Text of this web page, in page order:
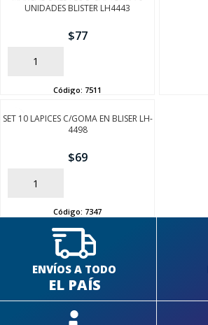
UNIDADES BLISTER LH4443
$77
AÑADIR
Código: 7511
SET 10 LAPICES C/GOMA EN BLISER LH-
4498
$69
AÑADIR
Código: 7347
ENVÍOS A TODO
EL PAÍS